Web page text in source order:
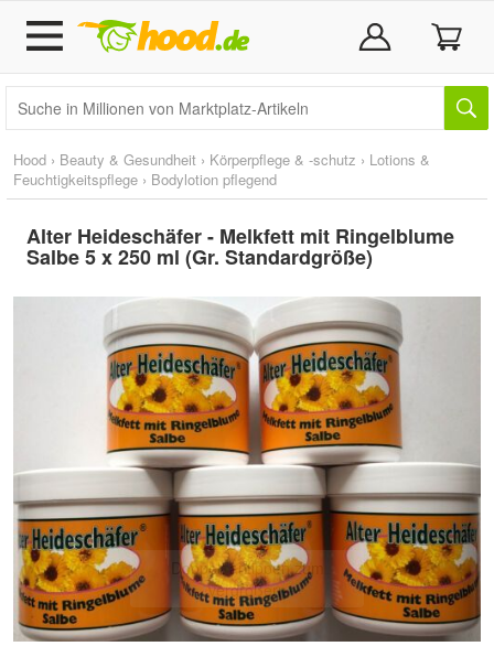
Hood › Beauty & Gesundheit › Körperpflege & -schutz › Lotions &
Feuchtigkeitspflege › Bodylotion pflegend
Alter Heideschäfer - Melkfett mit Ringelblume
Salbe 5 x 250 ml (Gr. Standardgröße)
Doppelt antippen zum
vergrößern